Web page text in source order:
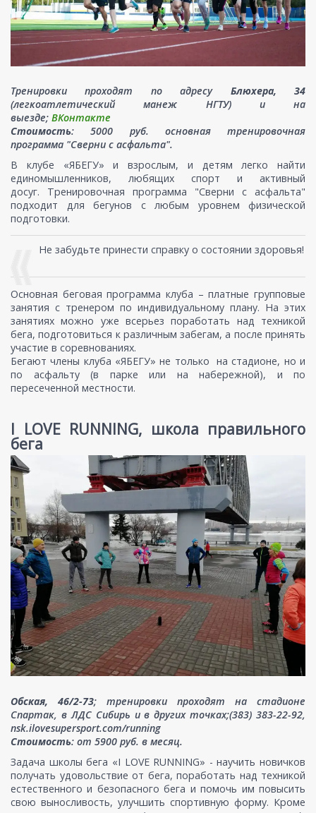
Тренировки проходят по адресу Блюхера, 34
(легкоатлетический манеж НГТУ) и на
выезде; ВКонтакте
Стоимость: 5000 руб. основная тренировочная
программа "Сверни с асфальта".
В клубе «ЯБЕГУ» и взрослым, и детям легко найти
единомышленников, любящих спорт и активный
досуг. Тренировочная программа "Сверни с асфальта"
подходит для бегунов с любым уровнем физической
подготовки.
Не забудьте принести справку о состоянии здоровья!
Основная беговая программа клуба – платные групповые
занятия с тренером по индивидуальному плану. На этих
занятиях можно уже всерьез поработать над техникой
бега, подготовиться к различным забегам, а после принять
участие в соревнованиях.
Бегают члены клуба «ЯБЕГУ» не только на стадионе, но и
по асфальту (в парке или на набережной), и по
пересеченной местности.
I LOVE RUNNING, школа правильного
бега
Обская, 46/2-73; тренировки проходят на стадионе
Спартак, в ЛДС Сибирь и в других точках;(383) 383-22-92,
nsk.ilovesupersport.com/running
Стоимость: от 5900 руб. в месяц.
Задача школы бега «I LOVE RUNNING» - научить новичков
получать удовольствие от бега, поработать над техникой
естественного и безопасного бега и помочь им повысить
свою выносливость, улучшить спортивную форму. Кроме